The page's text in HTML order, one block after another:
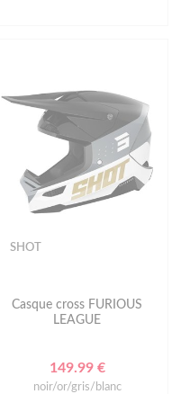
SHOT
Casque cross FURIOUS
LEAGUE
149.99 €
noir/or/gris/blanc